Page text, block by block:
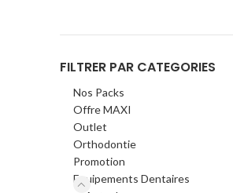
FILTRER PAR CATEGORIES
Nos Packs
Offre MAXI
Outlet
Orthodontie
Promotion
Equipements Dentaires